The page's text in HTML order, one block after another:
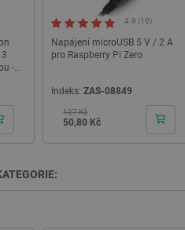
-
4.9 (10)
Napájení microUSB 5 V / 2 A
pro Raspberry Pi Zero
Indeks: ZAS-08849
Základní cena
127 Kč
Cena
50,80 Kč
_lb_ccc
PHPSESSID